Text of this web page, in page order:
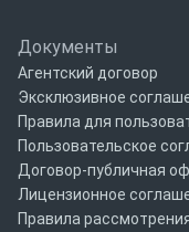
Документы
Агентский договор
Эксклюзивное
Правила для
Пользовательское
Договор-публичная
Лицензионное
Правила